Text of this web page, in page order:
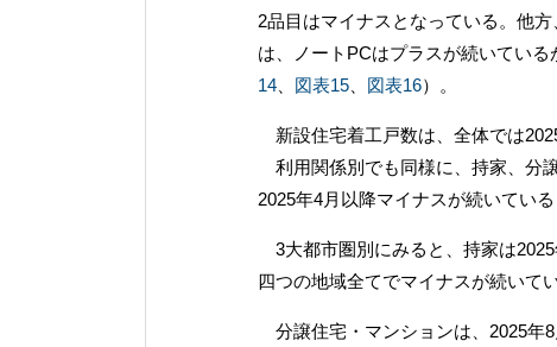
2品目はマイナスとなっている。他
は、ノートPCはプラスが続いてい
14、 図表15、 図表16）。
新設住宅着工戸数は、全体では
利用関係別でも同様に、持家、分
2025年4月以降マイナスが続いている
3大都市圏別にみると、持家は
四つの地域全てでマイナスが続いて
分譲住宅・マンションは、2025年